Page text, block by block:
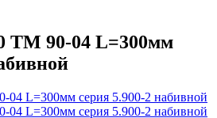
ТМ 90-04 L=300мм